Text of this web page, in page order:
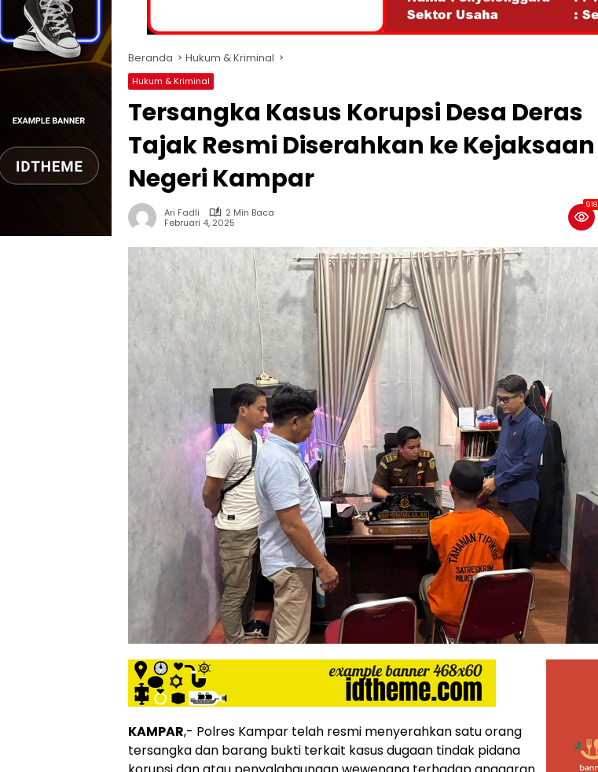
Beranda Hukum & Kriminal
Hukum & Kriminal
Tersangka Kasus Korupsi Desa Deras
Tajak Resmi Diserahkan ke Kejaksaan
Negeri Kampar
Ari Fadli
2 Min Baca
Februari 4, 2025
918
KAMPAR,- Polres Kampar telah resmi menyerahkan satu orang
tersangka dan barang bukti terkait kasus dugaan tindak pidana